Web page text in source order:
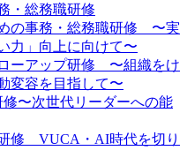
・総務職研修
の事務・総務職研修 〜実
力」向上に向けて〜
ーアップ研修 〜組織をけ
変容を目指して〜
〜次世代リーダーへの能
修 VUCA・AI時代を切り